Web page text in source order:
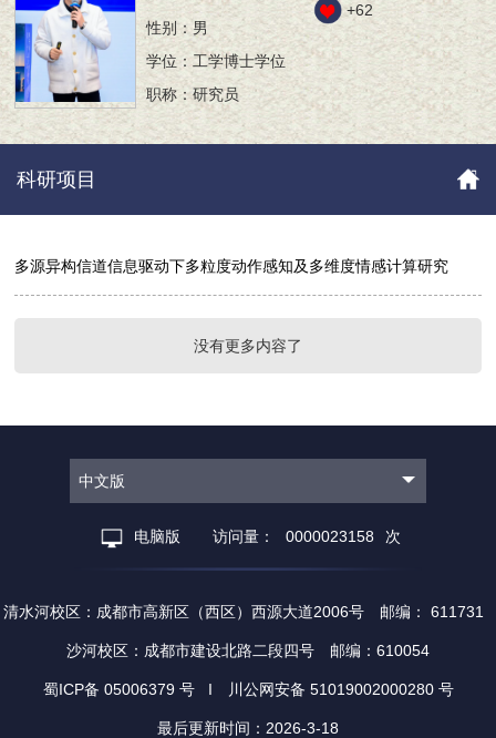
性别：男
学位：工学博士学位
职称：研究员
+62
科研项目
多源异构信道信息驱动下多粒度动作感知及多维度情感计算研究
没有更多内容了
中文版
电脑版 访问量： 0000023158 次
清水河校区：成都市高新区（西区）西源大道2006号 邮编： 611731
沙河校区：成都市建设北路二段四号 邮编：610054
蜀ICP备 05006379 号 I 川公网安备 51019002000280 号
最后更新时间： 2026-3-18